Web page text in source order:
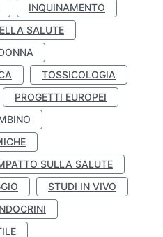
INQUINAMENTO
SALUTE
TOSSICOLOGIA
PROGETTI EUROPEI
SULLA SALUTE
STUDI IN VIVO